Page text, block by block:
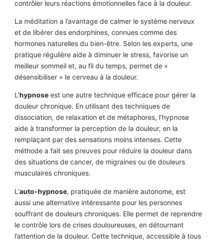
contrôler leurs réactions émotionnelles face à la douleur.
La méditation a l’avantage de calmer le système nerveux
et de libérer des endorphines, connues comme des
hormones naturelles du bien-être. Selon les experts, une
pratique régulière aide à diminuer le stress, favorise un
meilleur sommeil et, au fil du temps, permet de «
désensibiliser » le cerveau à la douleur.
L’hypnose est une autre technique efficace pour gérer la
douleur chronique. En utilisant des techniques de
dissociation, de relaxation et de métaphores, l’hypnose
aide à transformer la perception de la douleur, en la
remplaçant par des sensations moins intenses. Cette
méthode a fait ses preuves pour réduire la douleur dans
des situations de cancer, de migraines ou de douleurs
musculaires chroniques.
L’auto-hypnose, pratiquée de manière autonome, est
aussi une alternative intéressante pour les personnes
souffrant de douleurs chroniques. Elle permet de reprendre
le contrôle lors de crises douloureuses, en détournant
l’attention de la douleur. Cette technique, accessible à tous